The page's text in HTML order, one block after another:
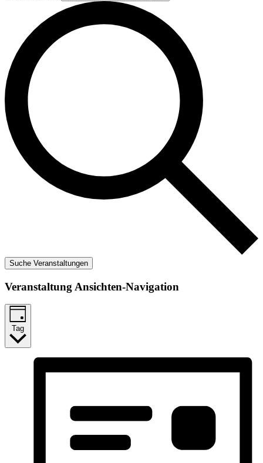
Suche Veranstaltungen
Veranstaltung Ansichten-Navigation
Tag